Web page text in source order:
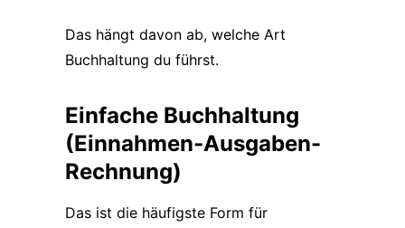
Das hängt davon ab, welche Art
Buchhaltung du führst.
Einfache Buchhaltung
(Einnahmen-Ausgaben-
Rechnung)
Das ist die häufigste Form für